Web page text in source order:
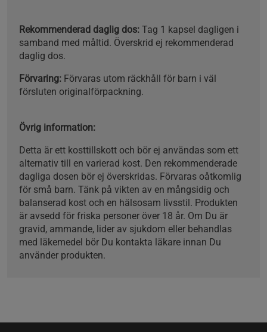
Rekommenderad daglig dos: Tag 1 kapsel dagligen i
samband med måltid. Överskrid ej rekommenderad
daglig dos.
Förvaring: Förvaras utom räckhåll för barn i väl
försluten originalförpackning.
Övrig information:
Detta är ett kosttillskott och bör ej användas som ett
alternativ till en varierad kost. Den rekommenderade
dagliga dosen bör ej överskridas. Förvaras oåtkomlig
för små barn. Tänk på vikten av en mångsidig och
balanserad kost och en hälsosam livsstil. Produkten
är avsedd för friska personer över 18 år. Om Du är
gravid, ammande, lider av sjukdom eller behandlas
med läkemedel bör Du kontakta läkare innan Du
använder produkten.